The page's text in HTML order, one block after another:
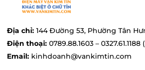
Địa chỉ: 144 Đường 53, Phường Tân
Điện thoại: 0789.88.1603 – 0327.61.1188
Email: kinhdoanh@vankimtin.com